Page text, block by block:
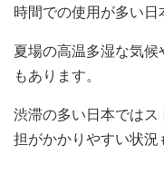
時間での使用が多い日
夏場の高温多湿な気
もあります。
渋滞の多い日本では
担がかかりやすい状況